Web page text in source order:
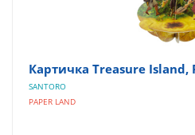
Картичка Treasure Island,
SANTORO
PAPER LAND